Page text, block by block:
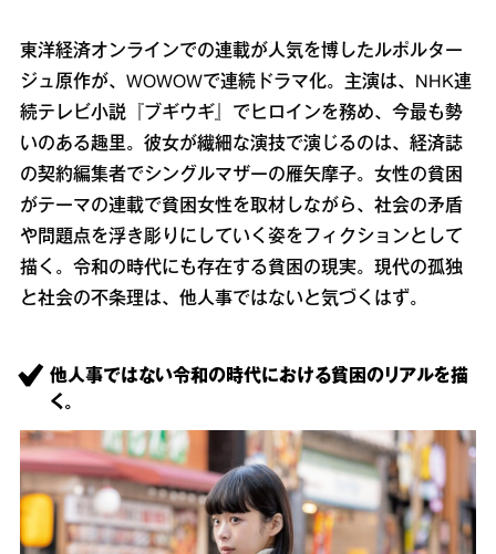
東洋経済オンラインでの連載が人気を博したルポルター
ジュ原作が、WOWOWで連続ドラマ化。主演は、NHK連
続テレビ小説『ブギウギ』でヒロインを務め、今最も勢
いのある趣里。彼女が繊細な演技で演じるのは、経済誌
の契約編集者でシングルマザーの雁矢摩子。女性の貧困
がテーマの連載で貧困女性を取材しながら、社会の矛盾
や問題点を浮き彫りにしていく姿をフィクションとして
描く。令和の時代にも存在する貧困の現実。現代の孤独
と社会の不条理は、他人事ではないと気づくはず。
他人事ではない令和の時代における貧困のリアルを描
く。